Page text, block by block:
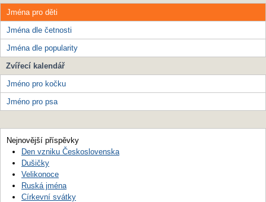
Jména pro děti
Jména dle četnosti
Jména dle popularity
Zvířecí kalendář
Jméno pro kočku
Jméno pro psa
Nejnovější příspěvky
Den vzniku Československa
Dušičky
Velikonoce
Ruská jména
Církevní svátky